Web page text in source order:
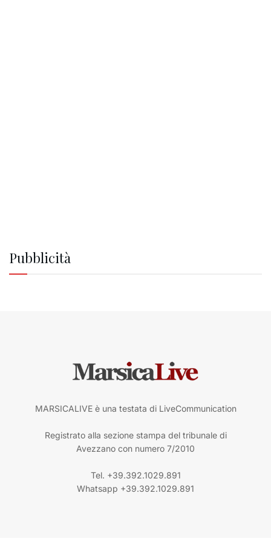
Pubblicità
MARSICALIVE è una testata di LiveCommunication
Registrato alla sezione stampa del tribunale di
Avezzano con numero 7/2010
Tel. +39.392.1029.891
Whatsapp +39.392.1029.891